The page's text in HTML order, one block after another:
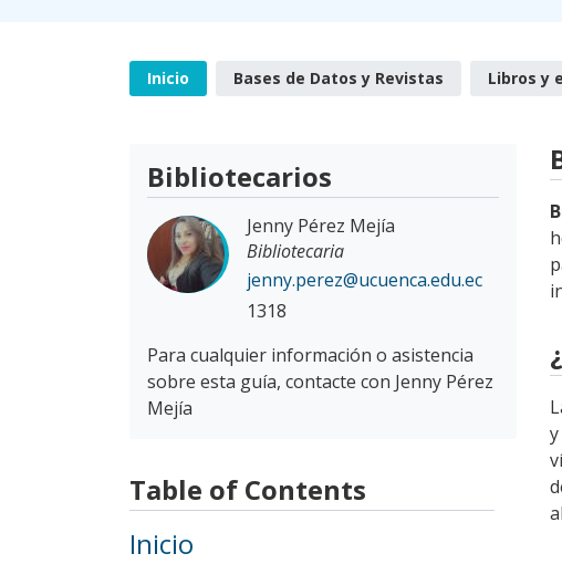
Inicio Bases de Datos y Revistas Libros y
Bibliotecarios
Jenny Pérez Mejía
Bibliotecaria
jenny.perez@ucuenca.edu.ec
1318
Para cualquier información o asistencia
sobre esta guía, contacte con Jenny Pérez
Mejía
Table of Contents
Inicio